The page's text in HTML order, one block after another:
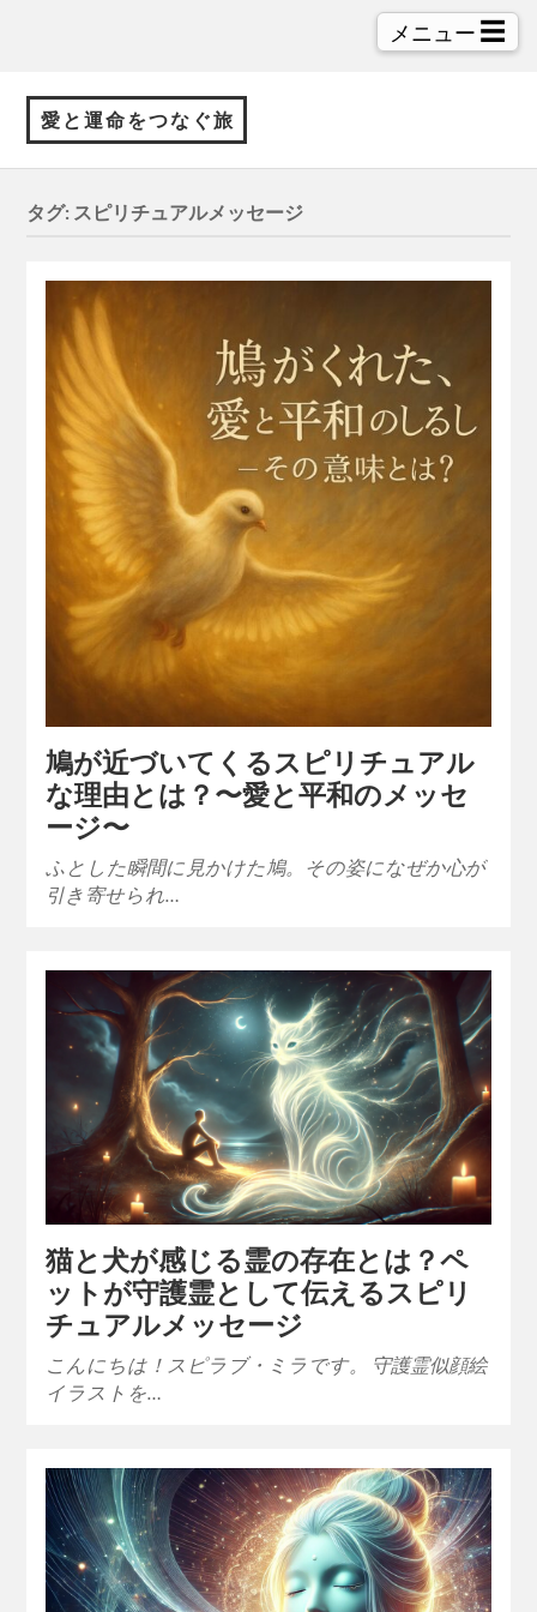
愛と運命をつなぐ旅
メニュー ☰
タグ: スピリチュアルメッセージ
鳩が近づいてくるスピリチュアル
な理由とは？〜愛と平和のメッセ
ージ〜
ふとした瞬間に見かけた鳩。その姿になぜか心が
引き寄せられ…
猫と犬が感じる霊の存在とは？ペ
ットが守護霊として伝えるスピリ
チュアルメッセージ
こんにちは！スピラブ・ミラです。 守護霊似顔絵
イラストを…